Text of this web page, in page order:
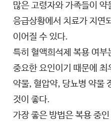
많은 고령자와 가족들이 약
응급상황에서 치료가 지연
이어질 수 있다.
특히 혈액희석제 복용 여부
중요한 요인이기 때문에
약물, 혈압약, 당뇨병 약물
것이 좋다.
가장 좋은 방법은 복용 중